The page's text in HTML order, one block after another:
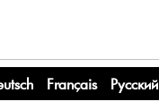
Français Русский